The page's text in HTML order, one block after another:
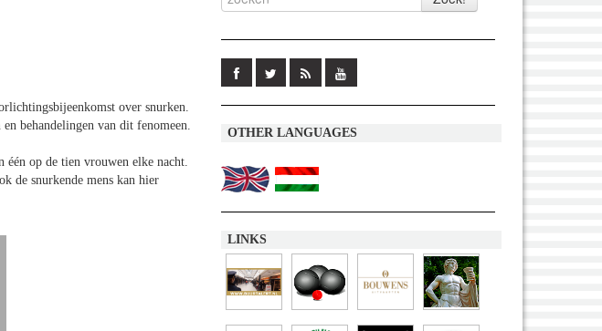
over snurken.
behandelingen van dit fenomeen.
op de tien vrouwen elke nacht.
de snurkende mens kan hier
OTHER LANGUAGES
LINKS